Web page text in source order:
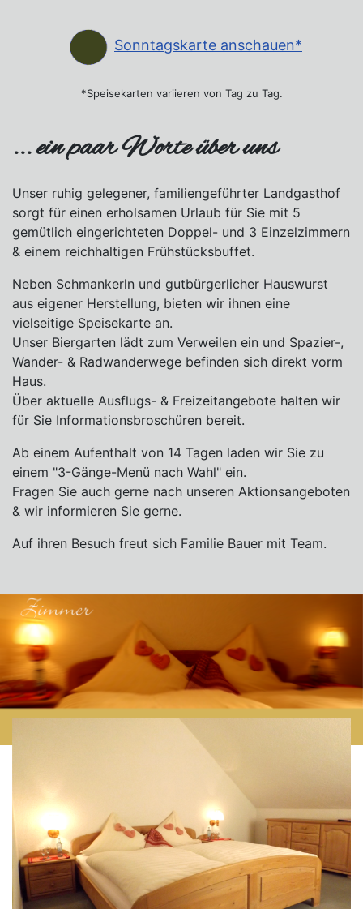
Sonntagskarte anschauen*
*Speisekarten variieren von Tag zu Tag.
... ein paar Worte über uns
Unser ruhig gelegener, familiengeführter Landgasthof
sorgt für einen erholsamen Urlaub für Sie mit 5
gemütlich eingerichteten Doppel- und 3 Einzelzimmern
& einem reichhaltigen Frühstücksbuffet.
Neben Schmankerln und gutbürgerlicher Hauswurst
aus eigener Herstellung, bieten wir ihnen eine
vielseitige Speisekarte an.
Unser Biergarten lädt zum Verweilen ein und Spazier-,
Wander- & Radwanderwege befinden sich direkt vorm
Haus.
Über aktuelle Ausflugs- & Freizeitangebote halten wir
für Sie Informationsbroschüren bereit.
Ab einem Aufenthalt von 14 Tagen laden wir Sie zu
einem "3-Gänge-Menü nach Wahl" ein.
Fragen Sie auch gerne nach unseren Aktionsangeboten
& wir informieren Sie gerne.
Auf ihren Besuch freut sich Familie Bauer mit Team.